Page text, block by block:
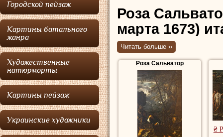
Городской пейзаж
Картины батального
жанра
Художественные
натюрморты
Картины пейзаж
Украинские художники
Роза
марта 1673)
гравер, поэт
Розародился в
Неаполя, был
готовился
Сальватор
влечение к
Читать больше ››
Роза Сальватор
₴